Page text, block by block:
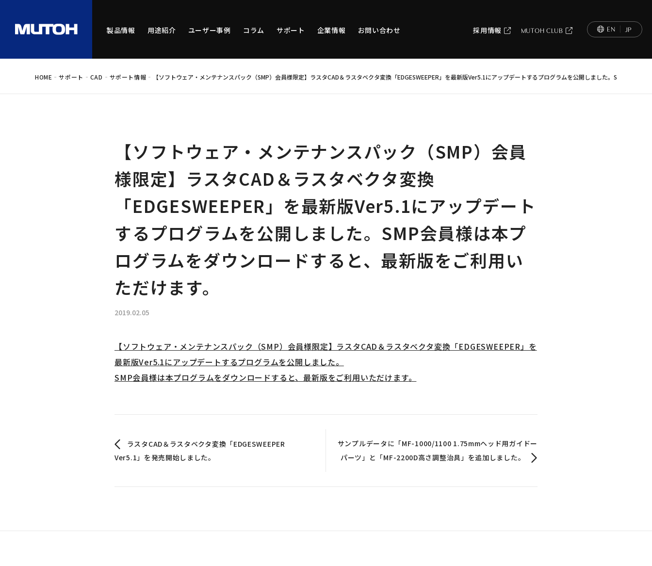
製品情報 用途紹介 ユーザー事例 コラム サポート 企業情報 お問い合わせ 採用情報 MUTOH CLUB EN JP
HOME -サポート - CAD - サポート情報 - 【ソフトウェア・メンテナンスパック（SMP）会員様限定】ラスタCAD＆ラスタベクタ変換「EDGESWEEPER」を最新版Ver5.1にアップデートするプログラムを公開しました。SMP会員様
【ソフトウェア・メンテナンスパック（SMP）会員
様限定】ラスタCAD＆ラスタベクタ変換
「EDGESWEEPER」を最新版Ver5.1にアップデート
するプログラムを公開しました。SMP会員様は本プ
ログラムをダウンロードすると、最新版をご利用い
ただけます。
2019.02.05
【ソフトウェア・メンテナンスパック（SMP）会員様限定】ラスタCAD＆ラスタベクタ変換「EDGESWEEPER」を
最新版Ver5.1にアップデートするプログラムを公開しました。
SMP会員様は本プログラムをダウンロードすると、最新版をご利用いただけます。
ラスタCAD＆ラスタベクタ変換「EDGESWEEPER
Ver5.1」を発売開始しました。
サンプルデータに「MF-1000/1100 1.75mmヘッド用ガイドー
パーツ」と「MF-2200D高さ調整治具」を追加しました。